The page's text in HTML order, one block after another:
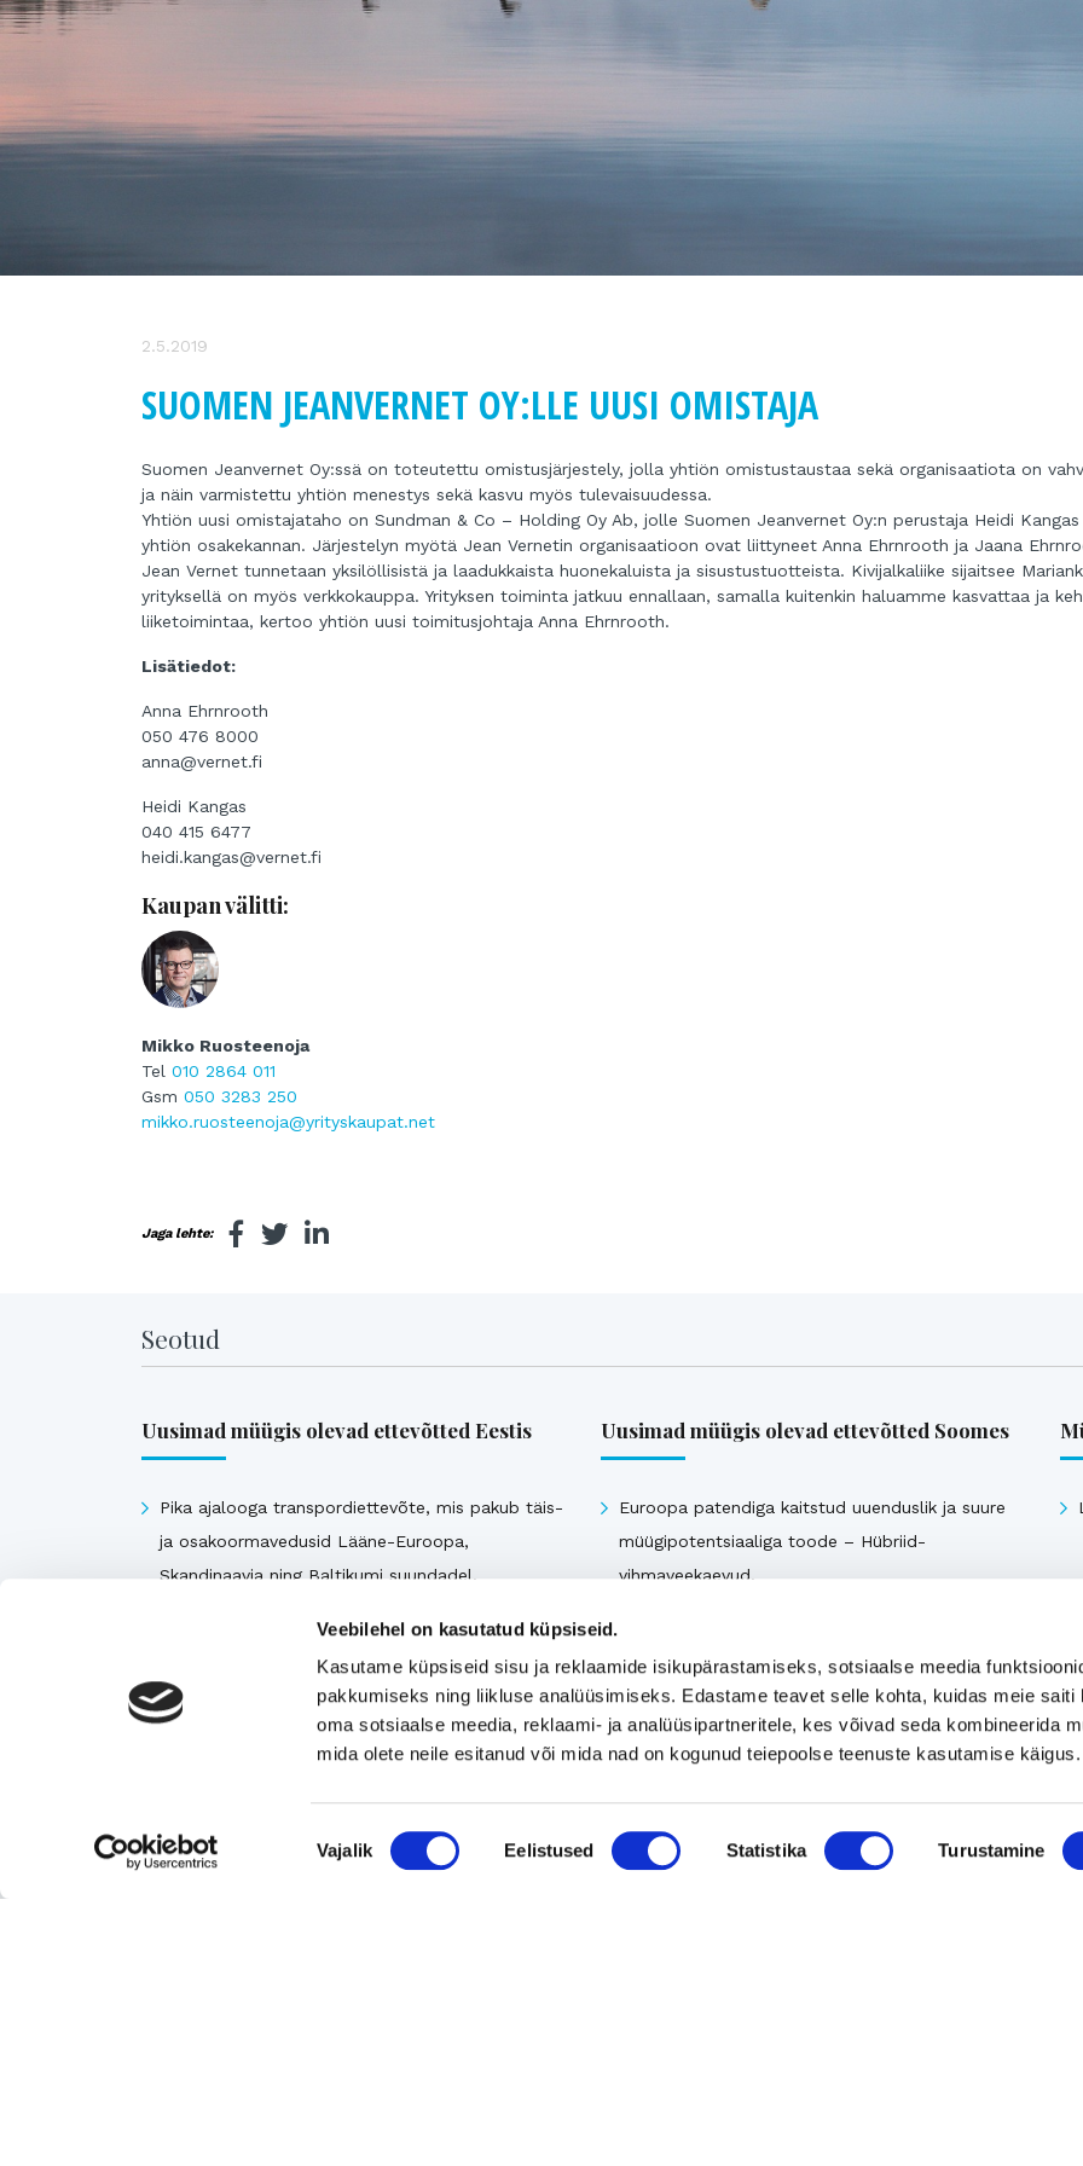
Veebilehel on kasutatud küpsiseid.
Kasutame küpsiseid sisu ja reklaamide isikupärastamiseks, sotsiaalse meedia
pakkumiseks ning liikluse analüüsimiseks. Edastame teavet selle kohta, kuidas meie saiti
oma sotsiaalse meedia, reklaami- ja analüüsipartneritele, kes võivad seda kombineerida
mida olete neile esitanud või mida nad on kogunud teiepoolse teenuste kasutamise käigus.
Nõusoleku
valik
Vajalik Eelistused Statistika Turustamine
2.5.2019
SUOMEN JEANVERNET OY:LLE UUSI OMISTAJA
Suomen Jeanvernet Oy:ssä on toteutettu omistusjärjestely, jolla yhtiön omistustaustaa sekä organisaatiota on
ja näin varmistettu yhtiön menestys sekä kasvu myös tulevaisuudessa.
Yhtiön uusi omistajataho on Sundman & Co – Holding Oy Ab, jolle Suomen Jeanvernet Oy:n perustaja Heidi Kangas
yhtiön osakekannan. Järjestelyn myötä Jean Vernetin organisaatioon ovat liittyneet Anna Ehrnrooth ja Jaana
Jean Vernet tunnetaan yksilöllisistä ja laadukkaista huonekaluista ja sisustustuotteista. Kivijalkaliike sijaitsee
yrityksellä on myös verkkokauppa. Yrityksen toiminta jatkuu ennallaan, samalla kuitenkin haluamme kasvattaa ja
liiketoimintaa, kertoo yhtiön uusi toimitusjohtaja Anna Ehrnrooth.
Lisätiedot:
Anna Ehrnrooth
050 476 8000
anna@vernet.fi
Heidi Kangas
040 415 6477
heidi.kangas@vernet.fi
Kaupan välitti:
Mikko Ruosteenoja
Tel 010 2864 011
Gsm 050 3283 250
mikko.ruosteenoja@yrityskaupat.net
Jaga lehte:
Seotud
Uusimad müügis olevad ettevõtted Eestis
Pika ajalooga transpordiettevõte, mis pakub täis-
ja osakoormavedusid Lääne-Euroopa,
Skandinaavia ning Baltikumi suundadel.
Eesti moebränd, mis pakub kvaliteetseid ja
ainulaadseid naisterõivaid.
Tugeva turupositsiooniga 3D printimise ja
tekstiilkompensaatorite projekteerija ja tootja.
Uusimad müügis olevad ettevõtted Soomes
Euroopa patendiga kaitstud uuenduslik ja suure
müügipotentsiaaliga toode – Hübriid-
vihmaveekaevud.
Vaata kõiki